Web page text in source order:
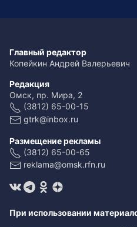
Главный редактор
Копейкин Андрей Валерьевич
Редакция
Омск, пр. Мира, 2
(3812) 65-00-15
gtrk@inbox.ru
Размещение рекламы
(3812) 65-00-65
reklama@omsk.rfn.ru
При использовании